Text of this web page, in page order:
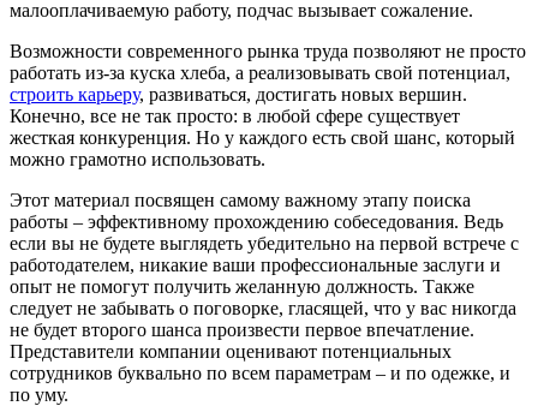
малооплачиваемую работу, подчас вызывает сожаление.
Возможности современного рынка труда позволяют не просто
работать из-за куска хлеба, а реализовывать свой потенциал,
строить карьеру, развиваться, достигать новых вершин.
Конечно, все не так просто: в любой сфере существует
жесткая конкуренция. Но у каждого есть свой шанс, который
можно грамотно использовать.
Этот материал посвящен самому важному этапу поиска
работы – эффективному прохождению собеседования. Ведь
если вы не будете выглядеть убедительно на первой встрече с
работодателем, никакие ваши профессиональные заслуги и
опыт не помогут получить желанную должность. Также
следует не забывать о поговорке, гласящей, что у вас никогда
не будет второго шанса произвести первое впечатление.
Представители компании оценивают потенциальных
сотрудников буквально по всем параметрам – и по одежке, и
по уму.